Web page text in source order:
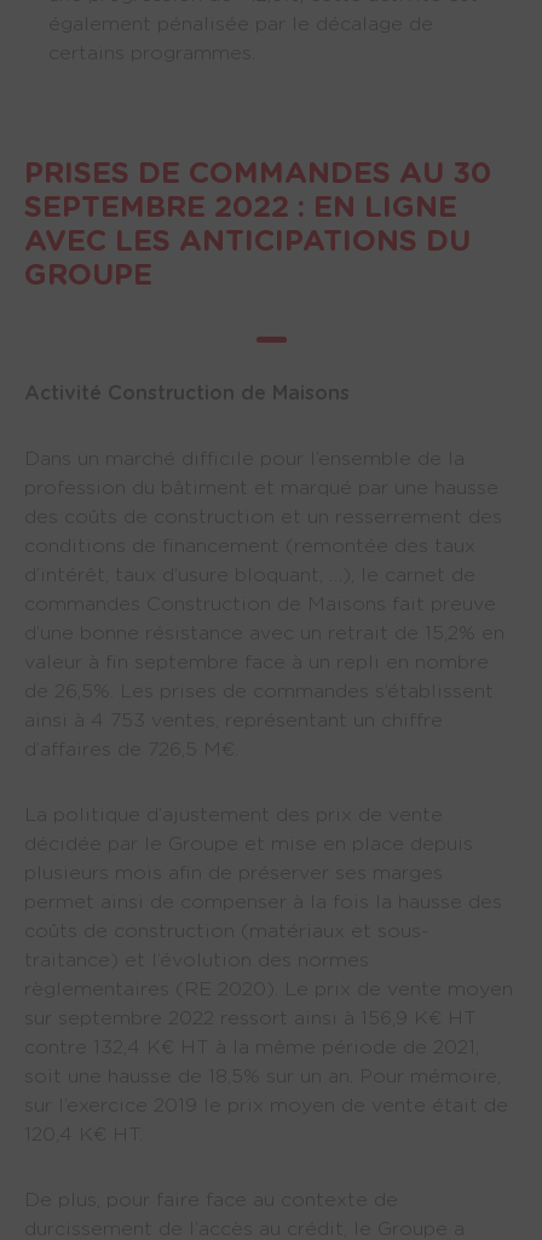
également pénalisée par le décalage de
certains programmes.
PRISES DE COMMANDES AU 30
SEPTEMBRE 2022 : EN LIGNE
AVEC LES ANTICIPATIONS DU
GROUPE
Activité Construction de Maisons
Dans un marché difficile pour l’ensemble de la
profession du bâtiment et marqué par une hausse
des coûts de construction et un resserrement des
conditions de financement (remontée des taux
commandes Construction de Maisons fait preuve
valeur à fin septembre face à un repli en nombre
de 26,5%. Les prises de commandes s’établissent
La politique d’ajustement des prix de vente
décidée par le Groupe et mise en place depuis
plusieurs mois afin de préserver ses marges
permet ainsi de compenser à la fois la hausse des
coûts de construction (matériaux et sous-
traitance) et l’évolution des normes
règlementaires (RE 2020). Le prix de vente moyen
sur septembre 2022 ressort ainsi à 156,9 K€ HT
contre 132,4 K€ HT à la même période de 2021,
soit une hausse de 18,5% sur un an. Pour mémoire,
sur l’exercice 2019 le prix moyen de vente était de
durcissement de l’accès au crédit, le Groupe a